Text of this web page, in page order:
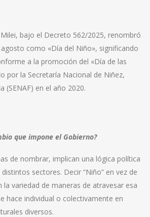
Milei, bajo el Decreto 562/2025, renombró
como «Día del Niño», significando
a la promoción del «Día de las
por la Secretaría Nacional de Niñez,
(SENAF) en el año 2020.
que impone el Gobierno?
de nombrar, implican una lógica política
sectores. Decir “Niño” en vez de
la variedad de maneras de atravesar esa
hace individual o colectivamente en
diversos.